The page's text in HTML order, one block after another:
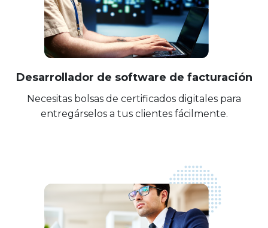
Desarrollador de software de facturación
Necesitas bolsas de certificados digitales para
entregárselos a tus clientes fácilmente.